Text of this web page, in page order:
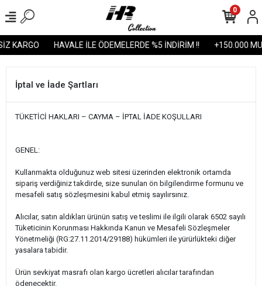
KARGO HAVALE İLE ÖDEMELERDE %5 İNDİRİM !! +150.000
0
İptal ve İade Şartları
TÜKETİCİ HAKLARI – CAYMA – İPTAL İADE KOŞULLARI
GENEL:
Kullanmakta olduğunuz web sitesi üzerinden elektronik ortamda
sipariş verdiğiniz takdirde, size sunulan ön bilgilendirme formunu ve
mesafeli satış sözleşmesini kabul etmiş sayılırsınız.
Alıcılar, satın aldıkları ürünün satış ve teslimi ile ilgili olarak 6502 sayılı
Tüketicinin Korunması Hakkında Kanun ve Mesafeli Sözleşmeler
Yönetmeliği (RG:27.11.2014/29188) hükümleri ile yürürlükteki diğer
yasalara tabidir.
Ürün sevkiyat masrafı olan kargo ücretleri alıcılar tarafından
ödenecektir.